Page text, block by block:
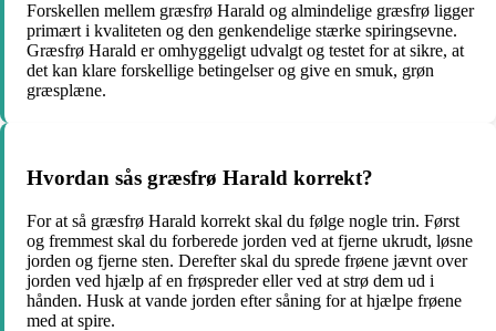
Forskellen mellem græsfrø Harald og almindelige græsfrø ligger
primært i kvaliteten og den genkendelige stærke spiringsevne.
Græsfrø Harald er omhyggeligt udvalgt og testet for at sikre, at
det kan klare forskellige betingelser og give en smuk, grøn
græsplæne.
Hvordan sås græsfrø Harald korrekt?
For at så græsfrø Harald korrekt skal du følge nogle trin. Først
og fremmest skal du forberede jorden ved at fjerne ukrudt, løsne
jorden og fjerne sten. Derefter skal du sprede frøene jævnt over
jorden ved hjælp af en frøspreder eller ved at strø dem ud i
hånden. Husk at vande jorden efter såning for at hjælpe frøene
med at spire.